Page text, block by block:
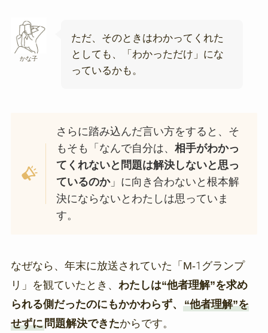
かな子
ただ、そのときはわかってくれた
としても、「わかっただけ」にな
っているかも。
さらに踏み込んだ言い方をすると、そ
もそも「なんで自分は、相手がわかっ
てくれないと問題は解決しないと思っ
ているのか」に向き合わないと根本解
決にならないとわたしは思っていま
す。
なぜなら、年末に放送されていた「M-1グランプ
リ」を観ていたとき、 わたしは“他者理解”を求め
られる側だったのにもかかわらず、 “他者理解”を
せずに問題解決できたからです。